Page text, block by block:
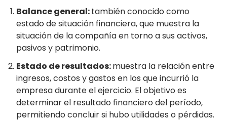
Balance general:también conocido como
estado de situación financiera, que muestra la
situación de la compañía en torno a sus activos,
pasivos y patrimonio.
Estado de resultados:muestra la relación entre
ingresos, costos y gastos en los que incurrió la
empresa durante el ejercicio. El objetivo es
determinar el resultado financiero del período,
permitiendo concluir si hubo utilidades o pérdidas.